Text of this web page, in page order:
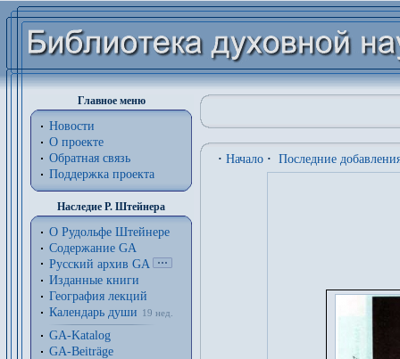
Главное меню
Новости
О проекте
Обратная связь
Поддержка проекта
Наследие Р. Штейнера
О Рудольфе Штейнере
Содержание GA
Русский архив GA
Изданные книги
География лекций
Календарь души
19 нед.
GA-Katalog
GA-Beiträge
· Начало · Последние